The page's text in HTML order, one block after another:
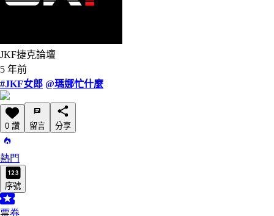
JKF捷克論壇
5 年前
#JKF女郎 @瑪娜忙什麼
0 讚 留言 分享
熱門
序號
票券